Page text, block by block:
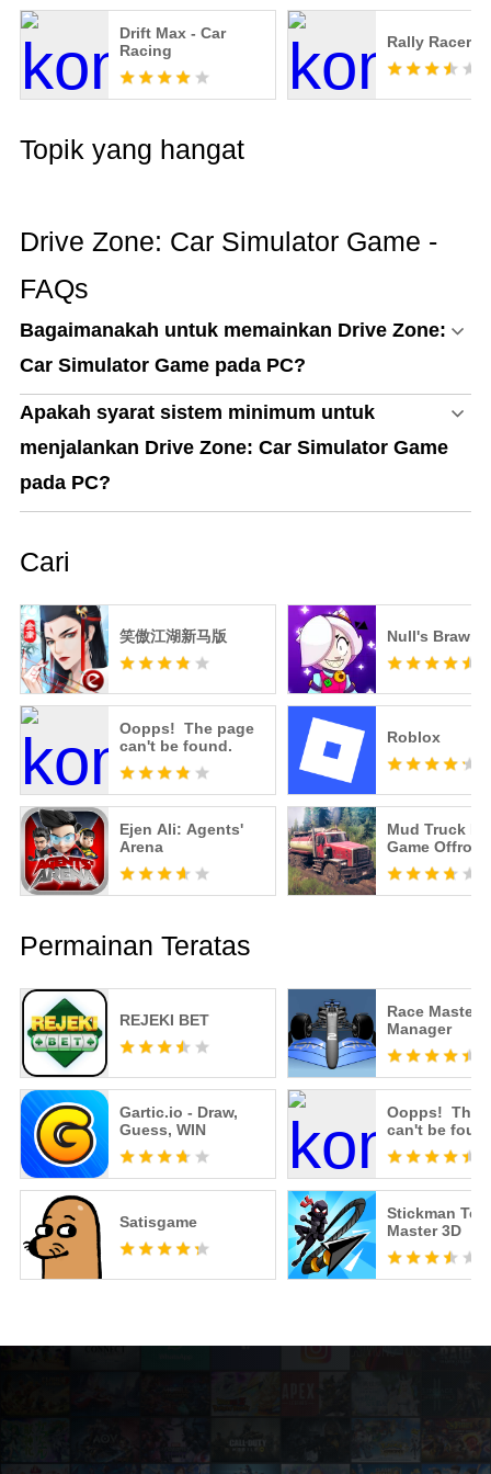
Drift Max - Car
Racing
Rally Racer
Topik yang hangat
Drive Zone: Car Simulator Game -
FAQs
Bagaimanakah untuk memainkan Drive Zone:
Car Simulator Game pada PC?
Apakah syarat sistem minimum untuk
menjalankan Drive Zone: Car Simulator Game
pada PC?
Cari
笑傲江湖新马版 Null's Brawl
Oopps! The page
can't be found.
Roblox
Ejen Ali: Agents'
Arena
Mud Truck
Game Offroad
Permainan Teratas
REJEKI BET
Gartic.io - Draw,
Guess, WIN
Satisgame
Race Master
Manager
Oopps! The
can't be
Stickman
Master 3D